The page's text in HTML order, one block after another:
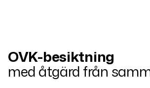
OVK-besiktning
med åtgärd från